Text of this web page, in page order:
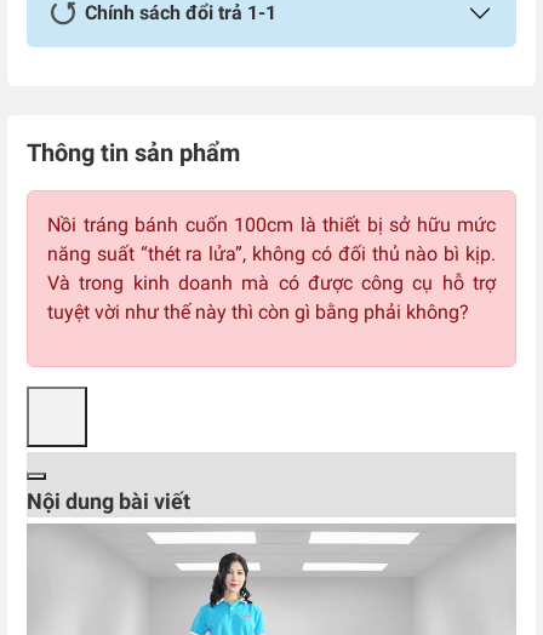
Chính sách đổi trả 1-1
Thông tin sản phẩm
Nồi tráng bánh cuốn 100cm là thiết bị sở hữu mức
năng suất “thét ra lửa”, không có đối thủ nào bì kịp.
Và trong kinh doanh mà có được công cụ hỗ trợ
tuyệt vời như thế này thì còn gì bằng phải không?
Nội dung bài viết